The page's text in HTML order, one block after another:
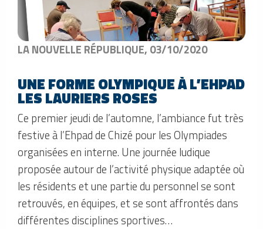
LA NOUVELLE RÉPUBLIQUE, 03/10/2020
UNE FORME OLYMPIQUE À L’EHPAD
LES LAURIERS ROSES
Ce premier jeudi de l’automne, l’ambiance fut très
festive à l’Ehpad de Chizé pour les Olympiades
organisées en interne. Une journée ludique
proposée autour de l’activité physique adaptée où
les résidents et une partie du personnel se sont
retrouvés, en équipes, et se sont affrontés dans
différentes disciplines sportives…